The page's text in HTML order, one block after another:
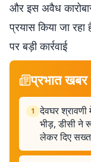
और इस अवैध
प्रयास किया जा
पर बड़ी कार्रवाई
प्रभात खबर
1 देवघर श्रावणी
भीड़, डीसी ने
लेकर दिए सख्त